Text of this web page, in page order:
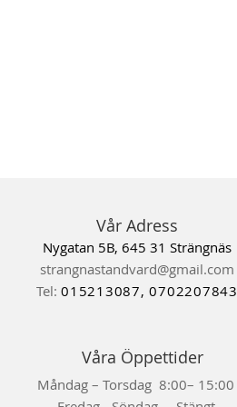
Vår Adress
Nygatan 5B, 645 31 Strängnäs
strangnastandvard@gmail.com
Tel:015213087, 0702207843
Våra Öppettider
Måndag – Torsdag 8:00– 15:00